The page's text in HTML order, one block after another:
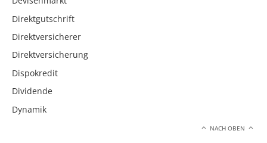
Direktgutschrift
Direktversicherer
Direktversicherung
Dispokredit
Dividende
Dynamik
NACH OBEN